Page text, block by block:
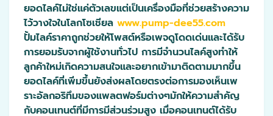
ยอดไลค์ไม่ใช่แค่ตัวเลขแต่เป็นเครื่องมือที่ช่วยสร้างความ
ไว้วางใจในโลกโซเชียล www.pump-dee55.com
ปั้มไลค์ราคาถูกช่วยให้โพสต์หรือเพจดูโดดเด่นและได้รับ
การยอมรับจากผู้ใช้งานทั่วไป การมีจำนวนไลค์สูงทำให้
ลูกค้าใหม่เกิดความสนใจและอยากเข้ามาติดตามมากขึ้น
ยอดไลค์ที่เพิ่มขึ้นยังส่งผลโดยตรงต่อการมองเห็นเพ
ราะอัลกอริทึมของแพลตฟอร์มต่างๆมักให้ความสำคัญ
กับคอนเทนต์ที่มีการมีส่วนร่วมสูง เมื่อคอนเทนต์ได้รับ